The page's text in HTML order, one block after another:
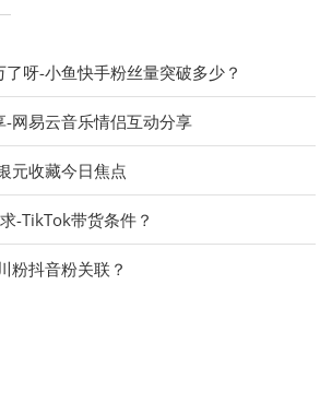
呀-小鱼快手粉丝量突破多少？
网易云音乐情侣互动分享
元收藏今日焦点
-TikTok带货条件？
粉抖音粉关联？